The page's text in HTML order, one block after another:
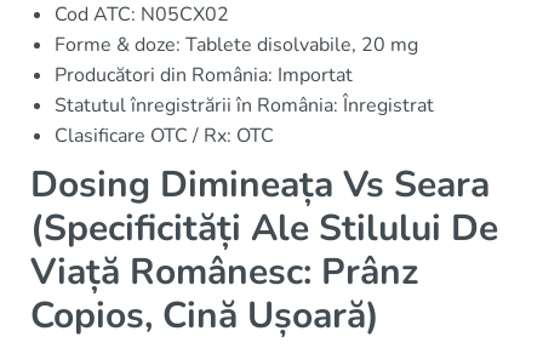
Cod ATC: N05CX02
Forme & doze: Tablete disolvabile, 20 mg
Producători din România: Importat
Statutul înregistrării în România: Înregistrat
Clasificare OTC / Rx: OTC
Dosing Dimineața Vs Seara
(Specificități Ale Stilului De
Viață Românesc: Prânz
Copios, Cină Ușoară)